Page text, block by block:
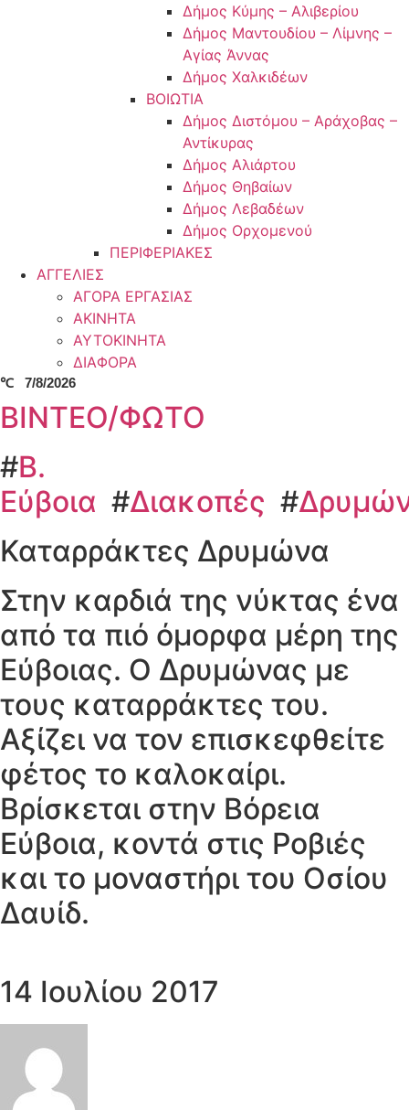
Δήμος Κύμης – Αλιβερίου
Δήμος Μαντουδίου – Λίμνης –
Αγίας Άννας
Δήμος Χαλκιδέων
ΒΟΙΩΤΙΑ
Δήμος Διστόμου – Αράχοβας –
Αντίκυρας
Δήμος Αλιάρτου
Δήμος Θηβαίων
Δήμος Λεβαδέων
Δήμος Ορχομενού
ΠΕΡΙΦΕΡΙΑΚΕΣ
ΑΓΓΕΛΙΕΣ
ΑΓΟΡΑ ΕΡΓΑΣΙΑΣ
ΑΚΙΝΗΤΑ
ΑΥΤΟΚΙΝΗΤΑ
ΔΙΑΦΟΡΑ
℃ 7/8/2026
ΒΙΝΤΕΟ/ΦΩΤΟ
#Β.
Εύβοια #Διακοπές #
Καταρράκτες Δρυμώνα
Στην καρδιά της νύκτας ένα
από τα πιό όμορφα μέρη της
Εύβοιας. Ο Δρυμώνας με
τους καταρράκτες του.
Αξίζει να τον επισκεφθείτε
φέτος το καλοκαίρι.
Βρίσκεται στην Βόρεια
Εύβοια, κοντά στις Ροβιές
και το μοναστήρι του Οσίου
Δαυίδ.
14 Ιουλίου 2017